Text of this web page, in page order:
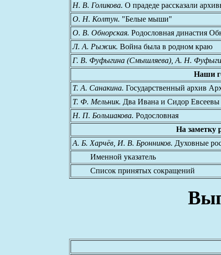
Н. В. Голикова. О прадеде рассказали
О. Н. Колтун. "Белые мыши"
О. В. Обнорская. Родословная династия
Л. А. Рыжик. Война была в родном краю
Г. В. Фуфыгина (Смышляева), А. Н.
Наши
Т. А. Санакина. Государственный архив
Т. Ф. Мельник. Два Ивана и Сидор Евсеевы
Н. П. Большакова. Родословная
На заметку
А. Б. Харчёв, И. В. Бронников. Духовные
Именной указатель
Список принятых сокращений